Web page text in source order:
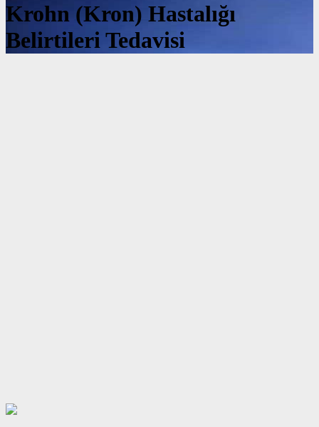
Krohn (Kron) Hastalığı
Belirtileri Tedavisi